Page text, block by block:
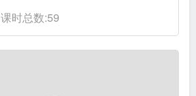
课时总数:59